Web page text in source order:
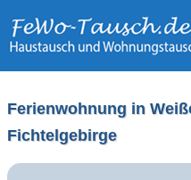
Inhalt
Ferienwohnung in
Fichtelgebirge